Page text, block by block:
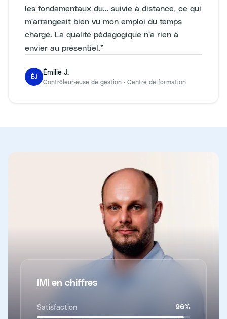
les fondamentaux du… suivie à distance, ce qui
m'arrangeait bien vu mon emploi du temps
chargé. La qualité pédagogique n'a rien à
envier au présentiel.”
ÉJ
Émilie J.
Contrôleur·euse de gestion · Centre de formation
IMI en chiffres
Satisfaction 96%